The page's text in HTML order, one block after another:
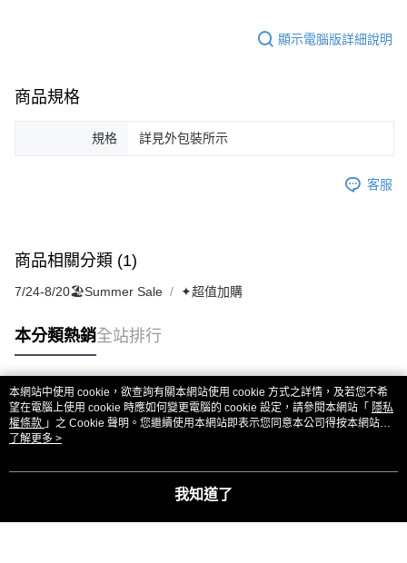
顯示電腦版詳細說明
商品規格
規格 詳見外包裝所示
客服
商品相關分類 (1)
7/24-8/20🏖️Summer Sale ✦超值加購
本分類熱銷全站排行
熱門標籤
本網站中使用 cookie，欲查詢有關本網站使用 cookie 方式之詳情，及若您不希
望在電腦上使用 cookie 時應如何變更電腦的 cookie 設定，請參閱本網站「 隱私
權條款 」之 Cookie 聲明。您繼續使用本網站即表示您同意本公司得按本網站使
用條款之 Cookie 聲明使用 cookie。
了解更多 >
我知道了